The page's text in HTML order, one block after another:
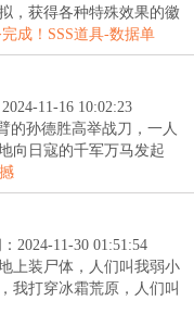
，获得各种特殊效果的徽
成！SSS道具-数据单
11-16 10:02:23
的孙德胜高举战刀，一人
向日寇的千军万马发起
2024-11-30 01:51:54
上装尸体，人们叫我弱小
我打穿冰霜荒原，人们叫